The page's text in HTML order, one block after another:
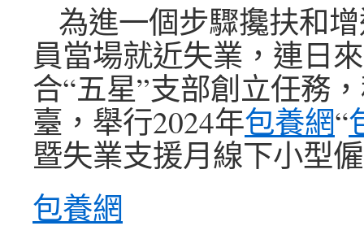
為進一個步驟攙扶和
員當場就近失業，連日
合“五星”支部創立任務
臺，舉行2024年包養網“
暨失業支援月線下小型
包養網